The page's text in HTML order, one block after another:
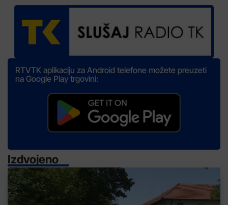
RTVTK aplikaciju za Android telefone možete preuzeti
na Google Play trgovini:
Izdvojeno